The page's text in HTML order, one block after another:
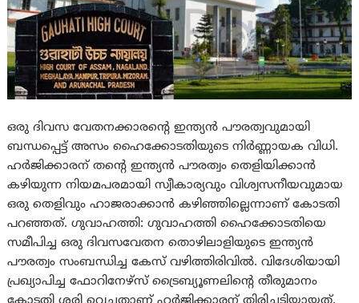
ഒരു ദിവസ വേതനക്കാരന്റെ ഇന്ത്യൻ പൗരത്വവുമായി
ബന്ധപ്പെട്ട് അസം ഹൈക്കോടതിയുടെ നിര്‍ണ്ണായക വിധി.
ഹർജിക്കാരന് തന്റെ ഇന്ത്യൻ പൗരത്വം തെളിയിക്കാൻ
കഴിയുന്ന നിയമപരമായി സ്വീകാര്യവും വിശ്വസനീയവുമായ
ഒരു തെളിവും ഹാജരാക്കാൻ കഴിഞ്ഞില്ലെന്നാണ് കോടതി
പറഞ്ഞത്. ഗുവാഹത്തി: ഗുവാഹത്തി ഹൈക്കോടതിയെ
സമീപിച്ച ഒരു ദിവസവേതന തൊഴിലാളിയുടെ ഇന്ത്യൻ
പൗരത്വം സംബന്ധിച്ച കേസ് വഴിത്തിരിവില്‍. വിദേശിയായി
പ്രഖ്യാപിച്ച ഫോറിനേഴ്സ് ട്രൈബ്യൂണലിന്റെ തീരുമാനം